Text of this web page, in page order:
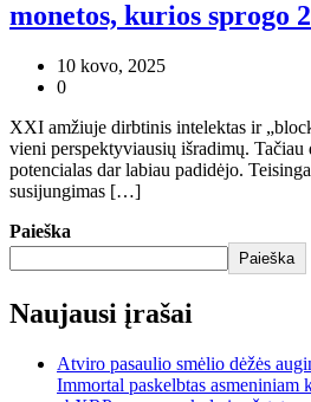
monetos, kurios sprogo
10 kovo, 2025
0
XXI amžiuje dirbtinis intelektas ir
vieni perspektyviausių išradimų.
potencialas dar labiau padidėjo.
susijungimas […]
Paieška
Paieška
Naujausi įrašai
Atviro pasaulio smėlio dėžės
Immortal paskelbtas asmeniniam